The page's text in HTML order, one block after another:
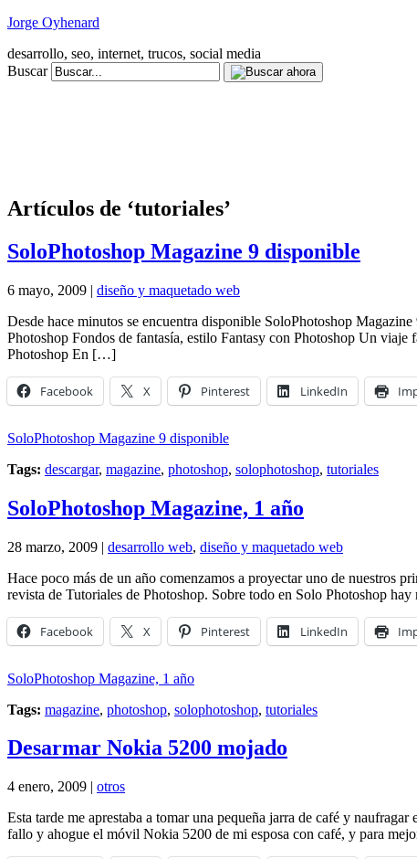
Jorge Oyhenard
desarrollo, seo, internet, trucos, social media
Buscar
Artículos de ‘tutoriales’
SoloPhotoshop Magazine 9 disponible
6 mayo, 2009 | diseño y maquetado web
Desde hace minutos se encuentra disponible SoloPhotoshop
Photoshop Fondos de fantasía, estilo Fantasy con Photoshop Un
Photoshop En […]
Facebook X Pinterest LinkedIn
SoloPhotoshop Magazine 9 disponible
Tags: descargar, magazine, photoshop, solophotoshop, tutoriales
SoloPhotoshop Magazine, 1 año
28 marzo, 2009 | desarrollo web, diseño y maquetado web
Hace poco más de un año comenzamos a proyectar uno de nuestros
revista de Tutoriales de Photoshop. Sobre todo en Solo Photoshop
Facebook X Pinterest LinkedIn
SoloPhotoshop Magazine, 1 año
Tags: magazine, photoshop, solophotoshop, tutoriales
Desarmar Nokia 5200 mojado
4 enero, 2009 | otros
Esta tarde me aprestaba a tomar una pequeña jarra de café y
fallo y ahogue el móvil Nokia 5200 de mi esposa con café, y para